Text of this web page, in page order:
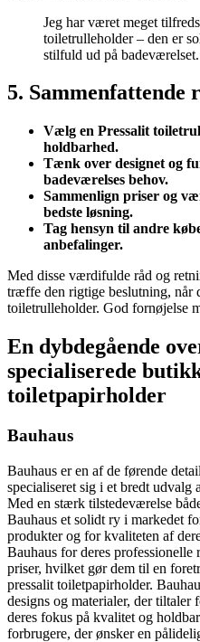
Jeg har været meget
toiletrulleholder – den er
stilfuld ud på
5. Sammenfattende
Vælg en Pressalit
holdbarhed.
Tænk over designet og
badeværelses behov.
Sammenlign priser og
bedste løsning.
Tag hensyn til andre
anbefalinger.
Med disse værdifulde råd og
træffe den rigtige beslutning, når
toiletrulleholder. God fornøjelse
En dybdegående
specialiserede
toiletpapirholder
Bauhaus
Bauhaus er en af de førende
specialiseret sig i et bredt udvalg
Med en stærk tilstedeværelse
Bauhaus et solidt ry i markedet
produkter og for kvaliteten af
Bauhaus for deres
priser, hvilket gør dem til en
pressalit toiletpapirholder.
designs og materialer, der tiltaler
deres fokus på kvalitet og
forbrugere, der ønsker en